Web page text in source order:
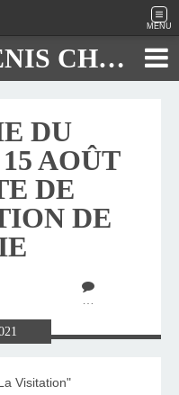
MENU
JOURNAL DE DENIS CHAUTARD
DU
AOÛT
DE
DE
…